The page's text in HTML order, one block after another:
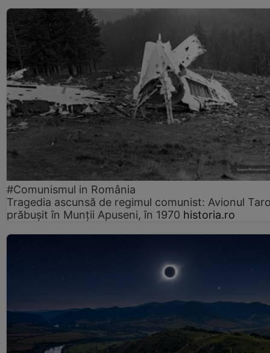
#Comunismul in România
Tragedia ascunsă de regimul comunist: Avionul
prăbușit în Munții Apuseni, în 1970 historia.ro